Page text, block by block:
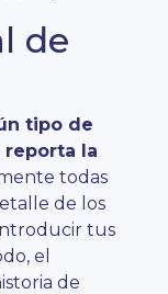
de
tipo de
reporta la
todas
de los
tus
el
de